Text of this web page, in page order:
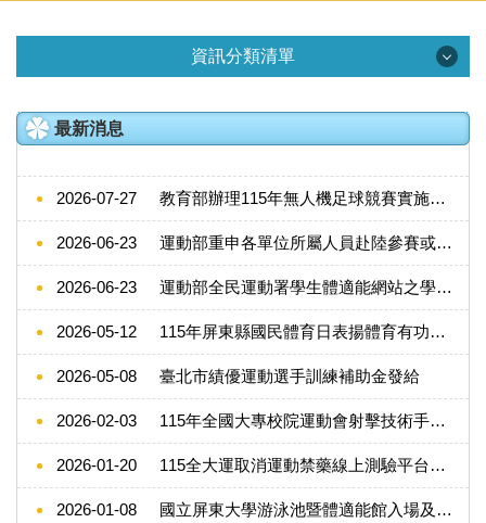
資訊分類清單
運動場館
表單下載
游泳池暨體適能館
校內教職員工球類運動報名專區
最新消息
2026-07-27 教育部辦理115年無人機足球競賽實施計畫修正公告
2026-06-23 運動部重申各單位所屬人員赴陸參賽或進行兩岸運動交流注意事項
2026-06-23 運動部全民運動署學生體適能網站之學生運動與跑步停止網站服務公告
2026-05-12 115年屏東縣國民體育日表揚體育有功人員
2026-05-08 臺北市績優運動選手訓練補助金發給
2026-02-03 115年全國大專校院運動會射擊技術手冊修正
2026-01-20 115全大運取消運動禁藥線上測驗平台測驗證明作為報名條件
2026-01-08 國立屏東大學游泳池暨體適能館入場及租借使用收費標準-第126次行政會議通過